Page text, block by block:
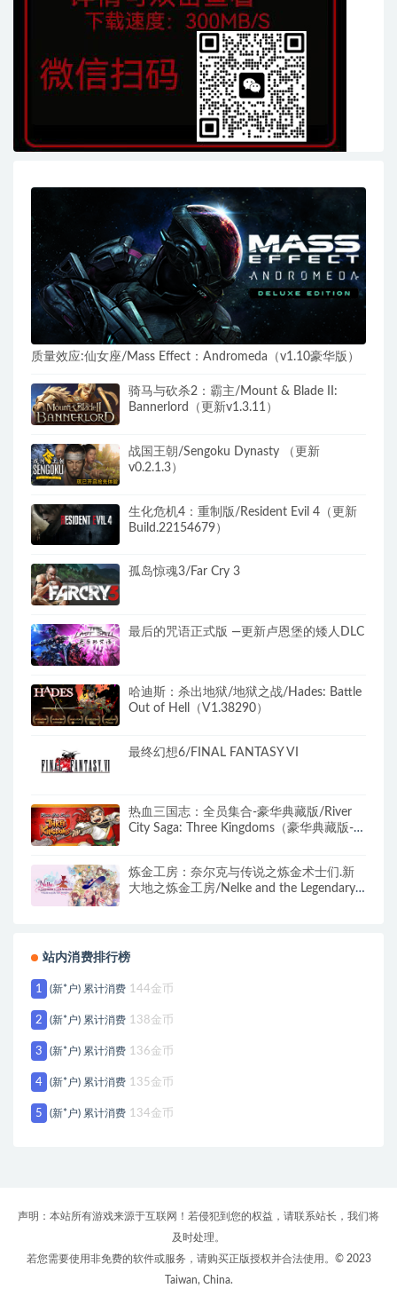
质量效应:仙女座/Mass Effect：Andromeda（v1.10豪华版）
骑马与砍杀2：霸主/Mount & Blade II:
Bannerlord（更新v1.3.11）
战国王朝/Sengoku Dynasty （更新
v0.2.1.3）
生化危机4：重制版/Resident Evil 4（更新
Build.22154679）
孤岛惊魂3/Far Cry 3
最后的咒语正式版 —更新卢恩堡的矮人DLC
哈迪斯：杀出地狱/地狱之战/Hades: Battle
Out of Hell（V1.38290）
最终幻想6/FINAL FANTASY VI
热血三国志：全员集合-豪华典藏版/River
City Saga: Three Kingdoms（豪华典藏版-
炼金工房：奈尔克与传说之炼金术士们.新
大地之炼金工房/Nelke and the Legendary
站内消费排行榜
1 (新*户) 累计消费 144金币
2 (新*户) 累计消费 138金币
3 (新*户) 累计消费 136金币
4 (新*户) 累计消费 135金币
5 (新*户) 累计消费 134金币
声明：本站所有游戏来源于互联网！若侵犯到您的权益，请联系站长，我们将
及时处理。
若您需要使用非免费的软件或服务，请购买正版授权并合法使用。© 2023
Taiwan, China.